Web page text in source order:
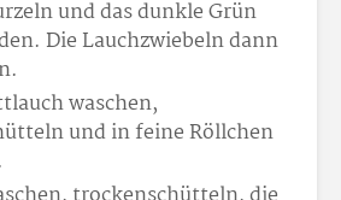
und das dunkle Grün
Die Lauchzwiebeln dann
waschen,
und in feine Röllchen